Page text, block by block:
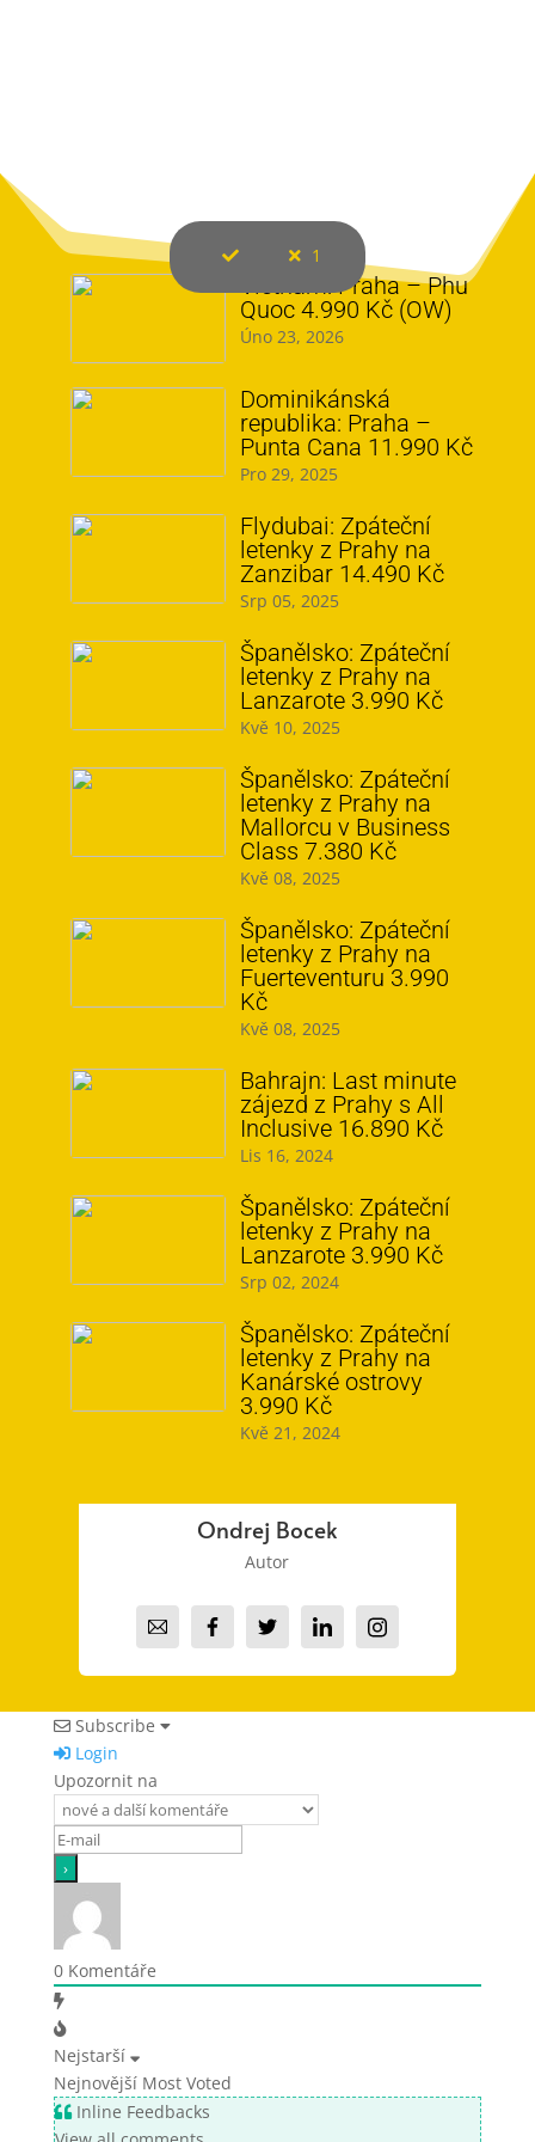
1
Vietnam: Praha – Phu
Quoc 4.990 Kč (OW)
Úno 23, 2026
Dominikánská
republika: Praha –
Punta Cana 11.990 Kč
Pro 29, 2025
Flydubai: Zpáteční
letenky z Prahy na
Zanzibar 14.490 Kč
Srp 05, 2025
Španělsko: Zpáteční
letenky z Prahy na
Lanzarote 3.990 Kč
Kvě 10, 2025
Španělsko: Zpáteční
letenky z Prahy na
Mallorcu v Business
Class 7.380 Kč
Kvě 08, 2025
Španělsko: Zpáteční
letenky z Prahy na
Fuerteventuru 3.990
Kč
Kvě 08, 2025
Bahrajn: Last minute
zájezd z Prahy s All
Inclusive 16.890 Kč
Lis 16, 2024
Španělsko: Zpáteční
letenky z Prahy na
Lanzarote 3.990 Kč
Srp 02, 2024
Španělsko: Zpáteční
letenky z Prahy na
Kanárské ostrovy
3.990 Kč
Kvě 21, 2024
Ondrej Bocek
Autor
Subscribe
Login
Upozornit na
0Komentáře
Nejstarší
Nejnovější Most Voted
Inline Feedbacks